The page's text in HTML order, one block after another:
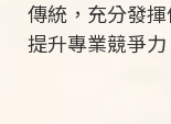
傳統，充分發
提升專業競爭力